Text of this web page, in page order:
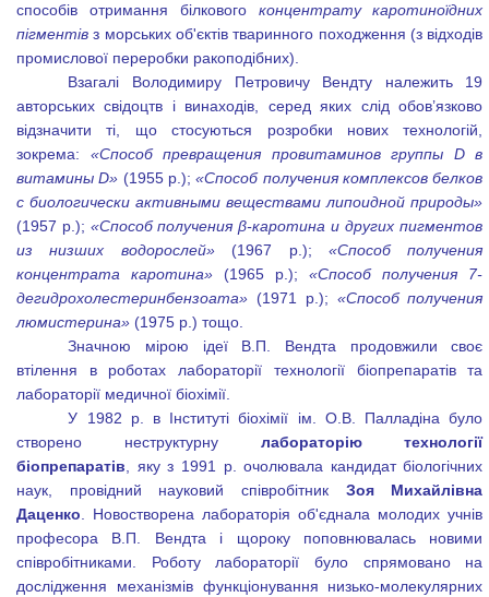
способів отримання білкового концентрату каротиноїдних
пігментів з морських об'єктів тваринного походження (з відходів
промислової переробки ракоподібних).
Взагалі Володимиру Петровичу Вендту належить 19
авторських свідоцтв і винаходів, серед яких слід обов’язково
відзначити ті, що стосуються розробки нових технологій,
зокрема: «Способ превращения провитаминов группы Dв
витаминыD» (1955 р.);«Способ получения комплексов белков
с биологически активными веществами липоидной природы»
(1957 р.); «Способ получения β-каротина и других пигментов
из низших водорослей»(1967 р.);«Способ получения
концентрата каротина» (1965 р.);«Способ получения 7-
дегидрохолестеринбензоата» (1971 р.); «Способ получения
люмистерина» (1975 р.) тощо.
Значною мірою ідеї В.П. Вендта продовжили своє
втілення в роботах лабораторії технології біопрепаратів та
лабораторії медичної біохімії.
У 1982 р. в Інституті біохімії ім. О.В. Палладіна було
створено неструктурну лабораторію технології
біопрепаратів, яку з 1991 р. очолювала кандидат біологічних
наук, провідний науковий співробітник Зоя Михайлівна
Даценко. Новостворена лабораторія об'єднала молодих учнів
професора В.П. Вендта і щороку поповнювалась новими
співробітниками. Роботу лабораторії було спрямовано на
дослідження механізмів функціонування низько-молекулярних